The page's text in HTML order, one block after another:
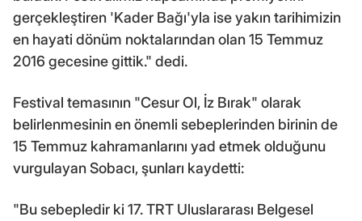
gerçekleştiren 'Kader Bağı'yla ise yakın tarihimizin
en hayati dönüm noktalarından olan 15 Temmuz
2016 gecesine gittik." dedi.
Festival temasının "Cesur Ol, İz Bırak" olarak
belirlenmesinin en önemli sebeplerinden birinin de
15 Temmuz kahramanlarını yad etmek olduğunu
vurgulayan Sobacı, şunları kaydetti:
"Bu sebepledir ki 17. TRT Uluslararası Belgesel